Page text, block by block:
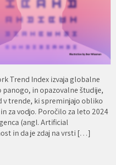
Trend Index izvaja globalne
in opazovalne študije,
v trende, ki spreminjajo obliko
za vodjo. Poročilo za leto 2024
(angl. Artificial
in da je zdaj na vrsti […]